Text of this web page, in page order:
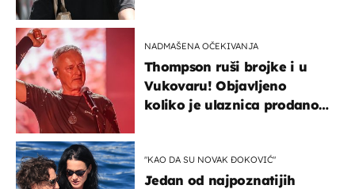
NADMAŠENA OČEKIVANJA
Thompson ruši brojke i u
Vukovaru! Objavljeno
koliko je ulaznica prodano
"KAO DA SU NOVAK ĐOKOVIĆ"
Jedan od najpoznatijih